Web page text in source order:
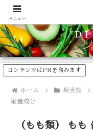
食品のカロリーや糖質な
ＤＩ
コンテンツはPRを含みます
ホーム 果実類
栄養成分
（もも類） も
メニュー